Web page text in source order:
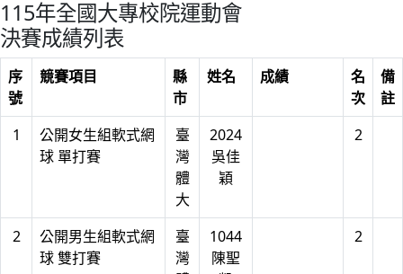
115年全國大專校院運動會
決賽成績列表
序
號
競賽項目
縣
市
姓名 成績
名
次
備
註
1
公開女生組軟式網
球 單打賽
臺
灣
體
大
2024
吳佳
穎
2
2
公開男生組軟式網
球 雙打賽
臺
灣
1044
陳聖
2